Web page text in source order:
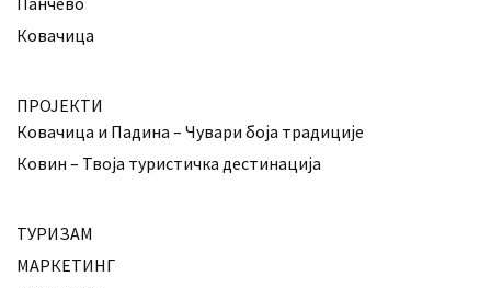
Ковачица
ПРОЈЕКТИ
Ковачица и Падина – Чувари боја традиције
Ковин – Твоја туристичка дестинација
ТУРИЗАМ
МАРКЕТИНГ